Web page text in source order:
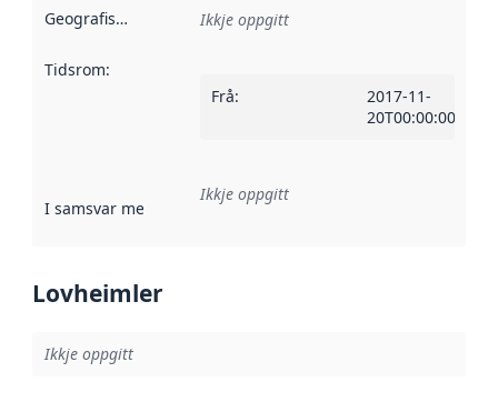
Geografisk område Ikkje oppgitt
Tidsrom:
Frå:
2017-11-
20T00:00:00Z
I samsvar med Referanse til ei implementeringsregel eller
Ikkje oppgitt
Lovheimler
Ikkje oppgitt